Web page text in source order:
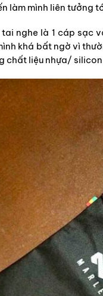
làm mình liên tưởng
nghe là 1 cáp sạc
khá bất ngờ vì
chất liệu nhựa/ silicon